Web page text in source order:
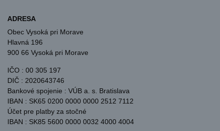
ADRESA
Obec Vysoká pri Morave
Hlavná 196
900 66 Vysoká pri Morave
IČO : 00 305 197
DIČ : 2020643746
Bankové spojenie : VÚB a. s. Bratislava
IBAN : SK65 0200 0000 0000 2512 7112
Účet pre platby za stočné
IBAN : SK85 5600 0000 0032 4000 4004